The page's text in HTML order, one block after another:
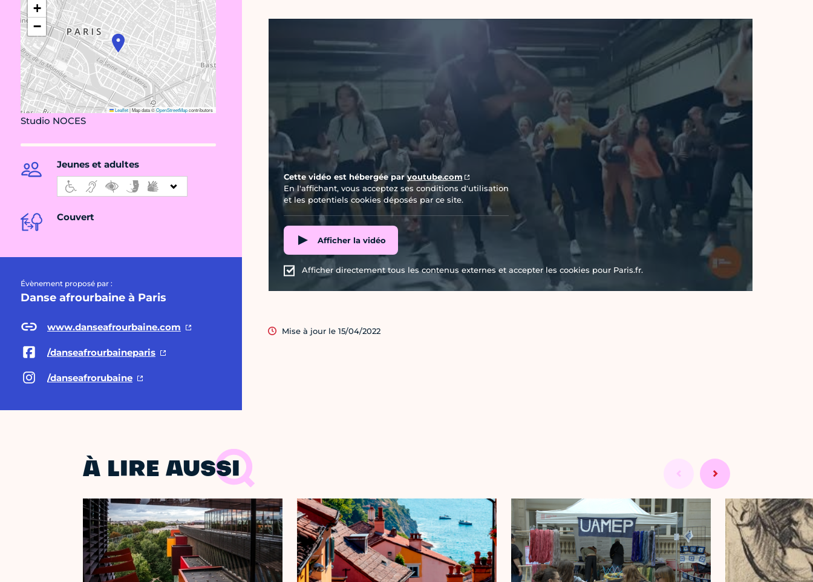
+
−
Leaflet|Map data ©OpenStreetMapcontributors
Studio NOCES
Jeunes et adultes
Couvert
Évènement proposé par :
Danse afrourbaine à Paris
www.danseafrourbaine.com
/danseafrourbaineparis
/danseafrorubaine
Cette vidéo est hébergée paryoutube.com
En l'affichant, vous acceptez ses conditions d'utilisation
et les potentiels cookies déposés par ce site.
Afficher la vidéo
Afficher directement tous les contenus externes et accepter les cookies pour Paris.fr.
Mise à jour le 15/04/2022
À LIRE AUSSI